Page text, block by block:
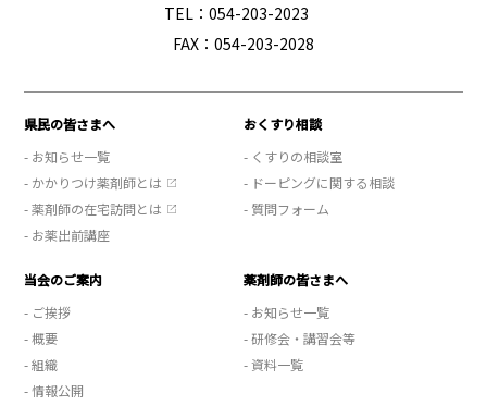
TEL：054-203-2023
FAX：054-203-2028
県民の皆さまへ
- お知らせ一覧
- かかりつけ薬剤師とは
- 薬剤師の在宅訪問とは
- お薬出前講座
おくすり相談
- くすりの相談室
- ドーピングに関する相談
- 質問フォーム
当会のご案内
- ご挨拶
- 概要
- 組織
- 情報公開
薬剤師の皆さまへ
- お知らせ一覧
- 研修会・講習会等
- 資料一覧